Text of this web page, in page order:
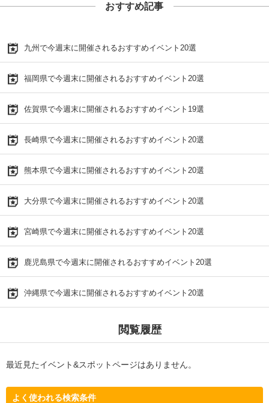
おすすめ記事
九州で今週末に開催されるおすすめイベント20選
福岡県で今週末に開催されるおすすめイベント20選
佐賀県で今週末に開催されるおすすめイベント19選
長崎県で今週末に開催されるおすすめイベント20選
熊本県で今週末に開催されるおすすめイベント20選
大分県で今週末に開催されるおすすめイベント20選
宮崎県で今週末に開催されるおすすめイベント20選
鹿児島県で今週末に開催されるおすすめイベント20選
沖縄県で今週末に開催されるおすすめイベント20選
閲覧履歴
最近見たイベント&スポットページはありません。
よく使われる検索条件